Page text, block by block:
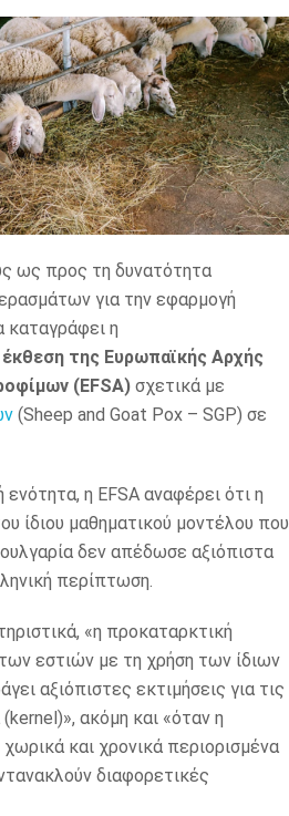
ως προς τη δυνατότητα
για την εφαρμογή
καταγράφει η
έκθεση της Ευρωπαϊκής Αρχής
(EFSA) σχετικά με
(Sheep and Goat Pox – SGP) σε
η EFSA αναφέρει ότι η
ίδιου μαθηματικού μοντέλου που
δεν απέδωσε αξιόπιστα
περίπτωση.
«η προκαταρκτική
εστιών με τη χρήση των ίδιων
αξιόπιστες εκτιμήσεις για τις
ακόμη και «όταν η
και χρονικά περιορισμένα
διαφορετικές